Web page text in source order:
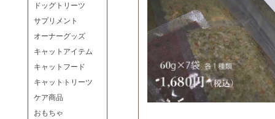
ドッグトリーツ
サプリメント
オーナーグッズ
キャットアイテム
キャットフード
キャットトリーツ
ケア商品
おもちゃ